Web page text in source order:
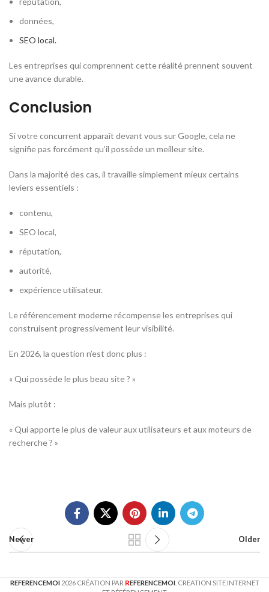
données,
SEO local.
Les entreprises qui comprennent cette réalité prennent souvent
une avance durable.
Conclusion
Si votre concurrent apparaît devant vous sur Google, cela ne
signifie pas forcément qu’il possède un meilleur site.
Dans la majorité des cas, il travaille simplement mieux certains
leviers essentiels :
contenu,
SEO local,
réputation,
autorité,
expérience utilisateur.
Le référencement moderne récompense les entreprises qui
construisent progressivement leur visibilité.
En 2026, la question n’est donc plus :
« Qui possède le plus beau site ? »
Mais plutôt :
« Qui apporte le plus de valeur aux utilisateurs et aux moteurs de
recherche ? »
Newer Older
REFERENCEMOI 2026 CRÉATION PAR REFERENCEMOI. CREATION SITE INTERNET